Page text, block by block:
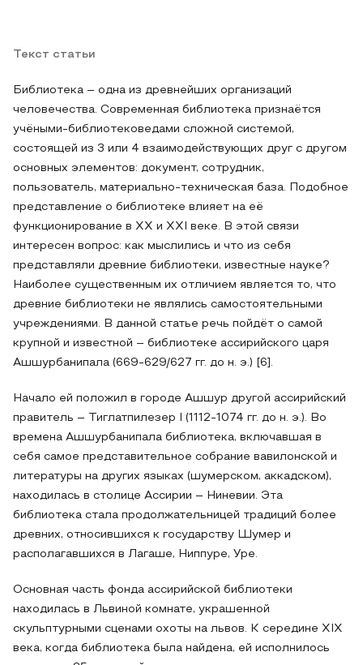
Текст статьи
Библиотека – одна из древнейших организаций
человечества. Современная библиотека признаётся
учёными-библиотековедами сложной системой,
состоящей из 3 или 4 взаимодействующих друг с другом
основных элементов: документ, сотрудник,
пользователь, материально-техническая база. Подобное
представление о библиотеке влияет на её
функционирование в XX и XXI веке. В этой связи
интересен вопрос: как мыслились и что из себя
представляли древние библиотеки, известные науке?
Наиболее существенным их отличием является то, что
древние библиотеки не являлись самостоятельными
учреждениями. В данной статье речь пойдёт о самой
крупной и известной – библиотеке ассирийского царя
Ашшурбанипала (669-629/627 гг. до н. э.) [6].
Начало ей положил в городе Ашшур другой ассирийский
правитель – Тиглатпилезер I (1112-1074 гг. до н. э.). Во
времена Ашшурбанипала библиотека, включавшая в
себя самое представительное собрание вавилонской и
литературы на других языках (шумерском, аккадском),
находилась в столице Ассирии – Ниневии. Эта
библиотека стала продолжательницей традиций более
древних, относившихся к государству Шумер и
располагавшихся в Лагаше, Ниппуре, Уре.
Основная часть фонда ассирийской библиотеки
находилась в Львиной комнате, украшенной
скульптурными сценами охоты на львов. К середине XIX
века, когда библиотека была найдена, ей исполнилось